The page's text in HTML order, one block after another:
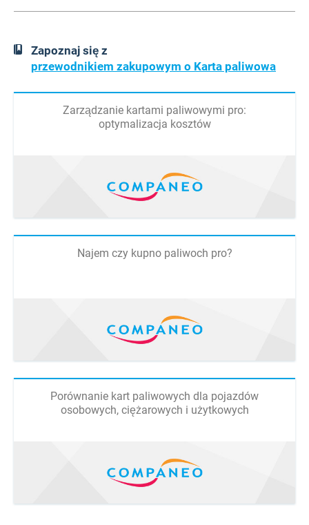
Zapoznaj się z
przewodnikiem zakupowym o Karta paliwowa
Zarządzanie kartami paliwowymi pro:
optymalizacja kosztów
Najem czy kupno paliwoch pro?
Porównanie kart paliwowych dla pojazdów
osobowych, ciężarowych i użytkowych